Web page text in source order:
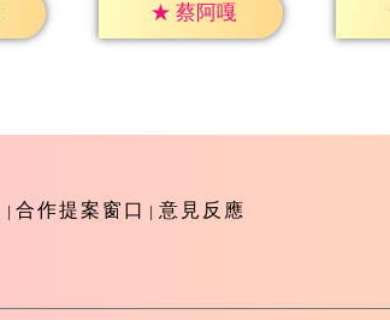
★ 蔡阿嘎
合作提案窗口 意見反應